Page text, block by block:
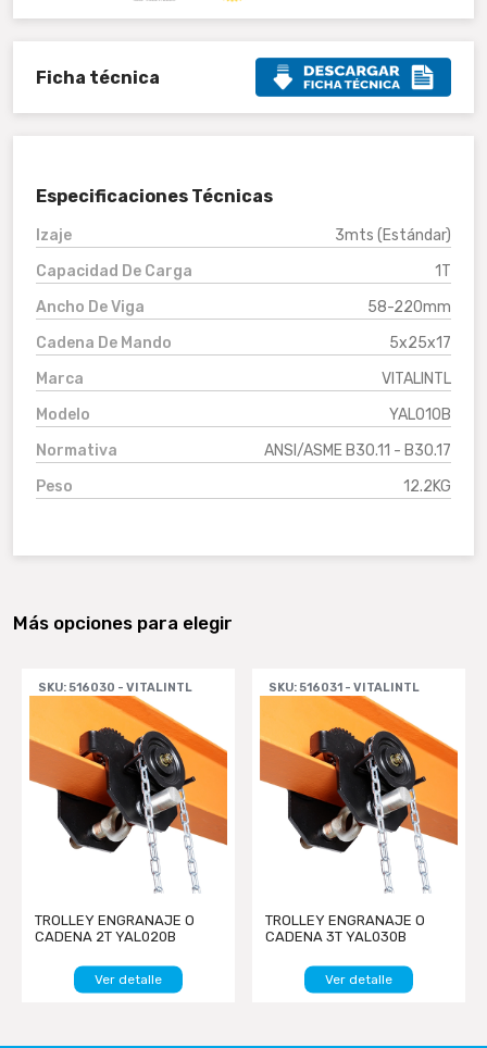
Ficha técnica
Especificaciones Técnicas
Izaje
3mts (Estándar)
Capacidad De Carga
1T
Ancho De Viga
58-220mm
Cadena De Mando
5x25x17
Marca
VITALINTL
Modelo
YAL010B
Normativa
ANSI/ASME B30.11 - B30.17
Peso
12.2KG
Más opciones para elegir
SKU: 516030 - VITALINTL
TROLLEY ENGRANAJE O
CADENA 2T YAL020B
3MTSMANDO...
Ver detalle
SKU: 516031 - VITALINTL
TROLLEY ENGRANAJE O
CADENA 3T YAL030B
3MTSMANDO...
Ver detalle